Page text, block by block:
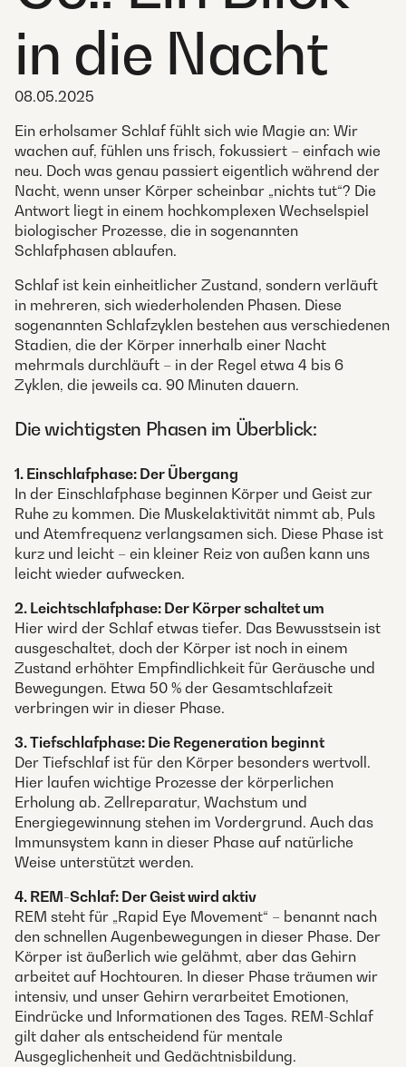
in die Nacht
08.05.2025
Ein erholsamer Schlaf fühlt sich wie Magie an: Wir
wachen auf, fühlen uns frisch, fokussiert – einfach wie
neu. Doch was genau passiert eigentlich während der
Nacht, wenn unser Körper scheinbar „nichts tut“? Die
Antwort liegt in einem hochkomplexen Wechselspiel
biologischer Prozesse, die in sogenannten
Schlafphasen ablaufen.
Schlaf ist kein einheitlicher Zustand, sondern verläuft
in mehreren, sich wiederholenden Phasen. Diese
sogenannten Schlafzyklen bestehen aus verschiedenen
Stadien, die der Körper innerhalb einer Nacht
mehrmals durchläuft – in der Regel etwa 4 bis 6
Zyklen, die jeweils ca. 90 Minuten dauern.
Die wichtigsten Phasen im Überblick:
1. Einschlafphase: Der Übergang
In der Einschlafphase beginnen Körper und Geist zur
Ruhe zu kommen. Die Muskelaktivität nimmt ab, Puls
und Atemfrequenz verlangsamen sich. Diese Phase ist
kurz und leicht – ein kleiner Reiz von außen kann uns
leicht wieder aufwecken.
2. Leichtschlafphase: Der Körper schaltet um
Hier wird der Schlaf etwas tiefer. Das Bewusstsein ist
ausgeschaltet, doch der Körper ist noch in einem
Zustand erhöhter Empfindlichkeit für Geräusche und
Bewegungen. Etwa 50 % der Gesamtschlafzeit
verbringen wir in dieser Phase.
3. Tiefschlafphase: Die Regeneration beginnt
Der Tiefschlaf ist für den Körper besonders wertvoll.
Hier laufen wichtige Prozesse der körperlichen
Erholung ab. Zellreparatur, Wachstum und
Energiegewinnung stehen im Vordergrund. Auch das
Immunsystem kann in dieser Phase auf natürliche
Weise unterstützt werden.
4. REM-Schlaf: Der Geist wird aktiv
REM steht für „Rapid Eye Movement“ – benannt nach
den schnellen Augenbewegungen in dieser Phase. Der
Körper ist äußerlich wie gelähmt, aber das Gehirn
arbeitet auf Hochtouren. In dieser Phase träumen wir
intensiv, und unser Gehirn verarbeitet Emotionen,
Eindrücke und Informationen des Tages. REM-Schlaf
gilt daher als entscheidend für mentale
Ausgeglichenheit und Gedächtnisbildung.